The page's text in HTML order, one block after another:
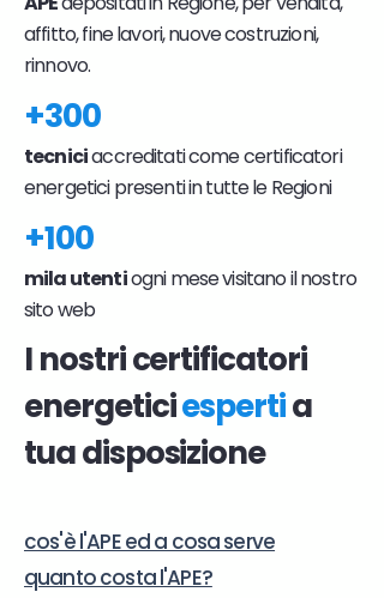
affitto, fine lavori, nuove costruzioni,
rinnovo.
+300
tecniciaccreditati come certificatori
energetici presenti in tutte le Regioni
+100
mila utentiogni mese visitano il nostro
sito web
I nostri certificatori
energeticiespertia
tua disposizione
cos'è l'APE ed a cosa serve
quanto costa l'APE?